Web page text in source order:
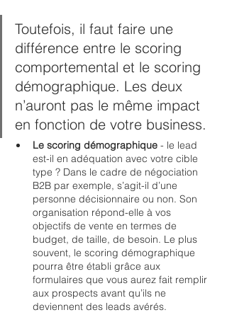
Toutefois, il faut faire une
différence entre le scoring
comportemental et le scoring
démographique. Les deux
n’auront pas le même impact
en fonction de votre business.
Le scoring démographique - le lead
est-il en adéquation avec votre cible
type ? Dans le cadre de négociation
B2B par exemple, s’agit-il d’une
personne décisionnaire ou non. Son
organisation répond-elle à vos
objectifs de vente en termes de
budget, de taille, de besoin. Le plus
souvent, le scoring démographique
pourra être établi grâce aux
formulaires que vous aurez fait remplir
aux prospects avant qu’ils ne
deviennent des leads avérés.